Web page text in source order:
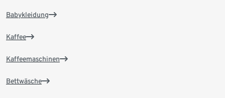
Babykleidung
Kaffee
Kaffeemaschinen
Bettwäsche